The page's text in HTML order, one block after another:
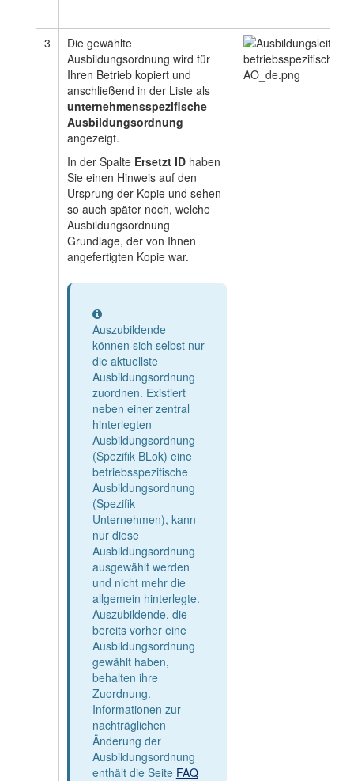
3
Die gewählte
Ausbildungsordnung wird für
Ihren Betrieb kopiert und
anschließend in der Liste als
unternehmensspezifische
Ausbildungsordnung
angezeigt.
In der Spalte Ersetzt IDhaben
Sie einen Hinweis auf den
Ursprung der Kopie und sehen
so auch später noch, welche
Ausbildungsordnung
Grundlage, der von Ihnen
angefertigten Kopie war.
Information
Auszubildende
können sich selbst nur
die aktuellste
Ausbildungsordnung
zuordnen. Existiert
neben einer zentral
hinterlegten
Ausbildungsordnung
(Spezifik BLok) eine
betriebsspezifische
Ausbildungsordnung
(Spezifik
Unternehmen), kann
nur diese
Ausbildungsordnung
ausgewählt werden
und nicht mehr die
allgemein hinterlegte.
Auszubildende, die
bereits vorher eine
Ausbildungsordnung
gewählt haben,
behalten ihre
Zuordnung.
Informationen zur
nachträglichen
Änderung der
Ausbildungsordnung
enthält die Seite FAQ